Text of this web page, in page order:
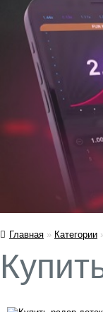
Главная » Категории